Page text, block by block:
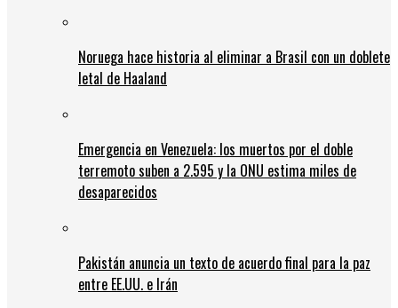
Noruega hace historia al eliminar a Brasil con un doblete
letal de Haaland
Emergencia en Venezuela: los muertos por el doble
terremoto suben a 2.595 y la ONU estima miles de
desaparecidos
Pakistán anuncia un texto de acuerdo final para la paz
entre EE.UU. e Irán